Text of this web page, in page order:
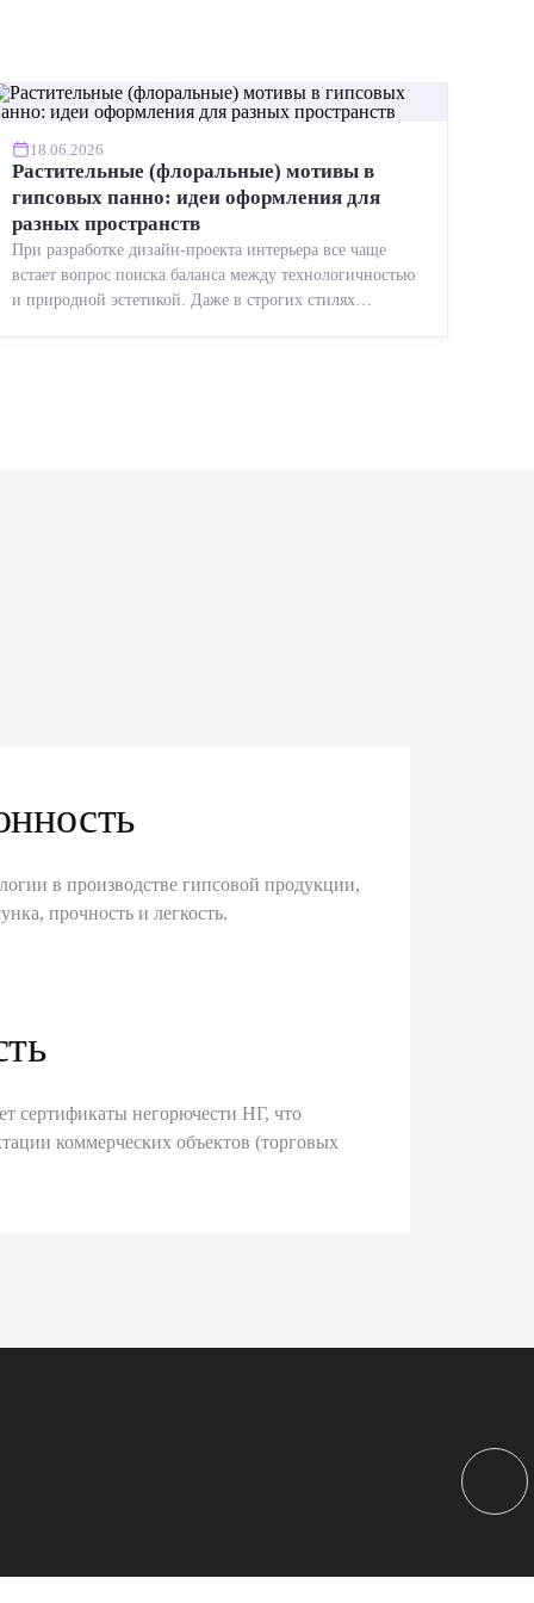
18.06.2026
Растительные (флоральные) мотивы в
гипсовых панно: идеи оформления для
разных пространств
При разработке дизайн-проекта интерьера все чаще
встает вопрос поиска баланса между технологичностью
и природной эстетикой. Даже в строгих стилях
в производстве гипсовой продукции,
прочность и легкость.
сертификаты негорючести НГ, что
коммерческих объектов (торговых